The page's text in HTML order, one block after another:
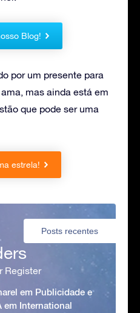
Blog!
por um presente para
mas ainda está em
que pode ser uma
estrela!
Posts recentes
Register
em Publicidade e
em International